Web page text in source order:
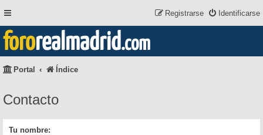
Identificarse
Registrarse
fororealmadrid.com
Portal Índice
Contacto
Tu nombre: